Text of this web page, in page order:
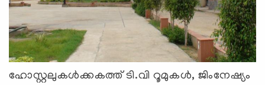
ഹോസ്റ്റലുകള്‍ക്കകത്ത് ടി.വി റൂമുകള്‍, ജിംനേഷ്യം